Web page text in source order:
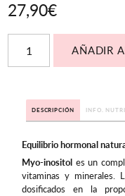
27,90€
DESCRIPCIÓN INFO.
Equilibrio hormonal
Myo-inositol es un
vitaminas y minerales.
dosificados en la